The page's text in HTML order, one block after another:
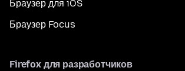
Браузер для iOS
Браузер Focus
Firefox для разработчиков